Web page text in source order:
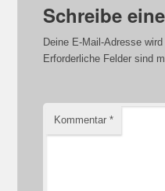
Schreibe
Deine E-Mail-Adresse
Erforderliche Felder sind
Kommentar*